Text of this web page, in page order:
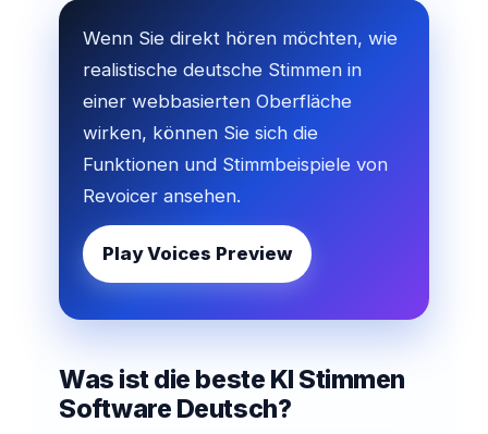
Wenn Sie direkt hören möchten, wie
realistische deutsche Stimmen in
einer webbasierten Oberfläche
wirken, können Sie sich die
Funktionen und Stimmbeispiele von
Revoicer ansehen.
Play Voices Preview
Was ist die beste KI Stimmen
Software Deutsch?